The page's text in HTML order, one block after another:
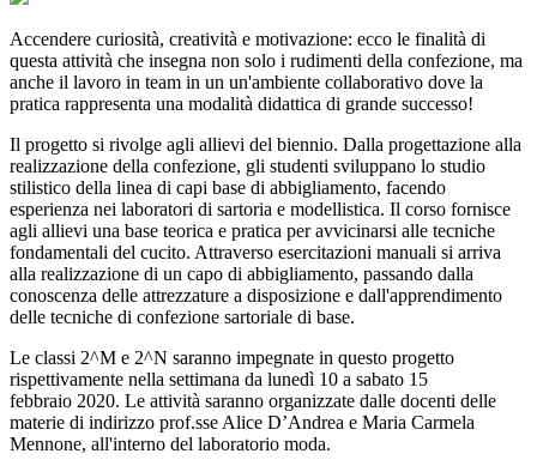
Accendere curiosità, creatività e motivazione: ecco le finalità di
questa attività che insegna non solo i rudimenti della confezione, ma
anche il lavoro in team in un un'ambiente collaborativo dove la
pratica rappresenta una modalità didattica di grande successo!
Il progetto si rivolge agli allievi del biennio. Dalla progettazione alla
realizzazione della confezione, gli studenti sviluppano lo studio
stilistico della linea di capi base di abbigliamento, facendo
esperienza nei laboratori di sartoria e modellistica. Il corso fornisce
agli allievi una base teorica e pratica per avvicinarsi alle tecniche
fondamentali del cucito. Attraverso esercitazioni manuali si arriva
alla realizzazione di un capo di abbigliamento, passando dalla
conoscenza delle attrezzature a disposizione e dall'apprendimento
delle tecniche di confezione sartoriale di base.
Le classi 2^M e 2^N saranno impegnate in questo progetto
rispettivamente nella settimana da lunedì 10 a sabato 15
febbraio 2020. Le attività saranno organizzate dalle docenti delle
materie di indirizzo prof.sse Alice D’Andrea e Maria Carmela
Mennone, all'interno del laboratorio moda.